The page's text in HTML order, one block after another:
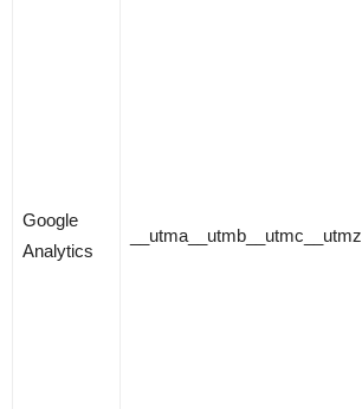
Google
Analytics
__utma__utmb__utmc__utmz